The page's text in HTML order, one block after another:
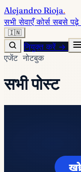
Alejandro Rioja.
सभी सेवाएँकोर्ससबसे पढ़े
🇮🇳
नियुक्त करें →
एजेंट नोटबुक
सभी पोस्ट